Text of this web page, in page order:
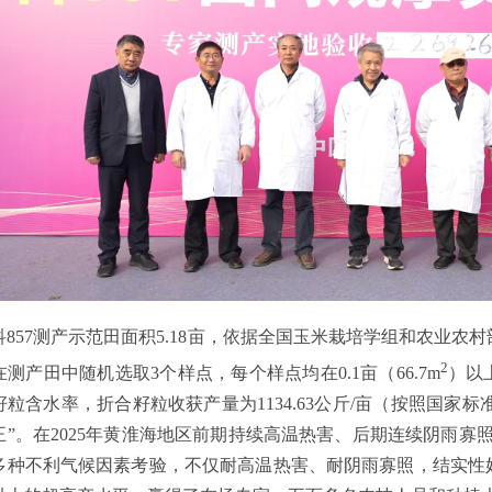
857测产示范田面积5.18亩，依据全国玉米栽培学组和农业农
测产田中随机选取3个样点，每个样点均在0.1亩（66.7m2 ）以
粒含水率，折合籽粒收获产量为1134.63公斤/亩（按照国家标
”。在2025年黄淮海地区前期持续高温热害、后期连续阴雨寡
种不利气候因素考验，不仅耐高温热害、耐阴雨寡照，结实